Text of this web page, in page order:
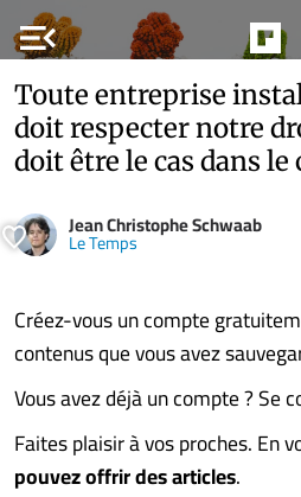
menu_open
Toute entreprise
doit respecter notre
doit être le cas dans le
Jean Christophe Schwaab
Le Temps
Créez-vous un compte
contenus que vous avez
Vous avez déjà un compte ? Se
Faites plaisir à vos proches. En
pouvez offrir des articles.